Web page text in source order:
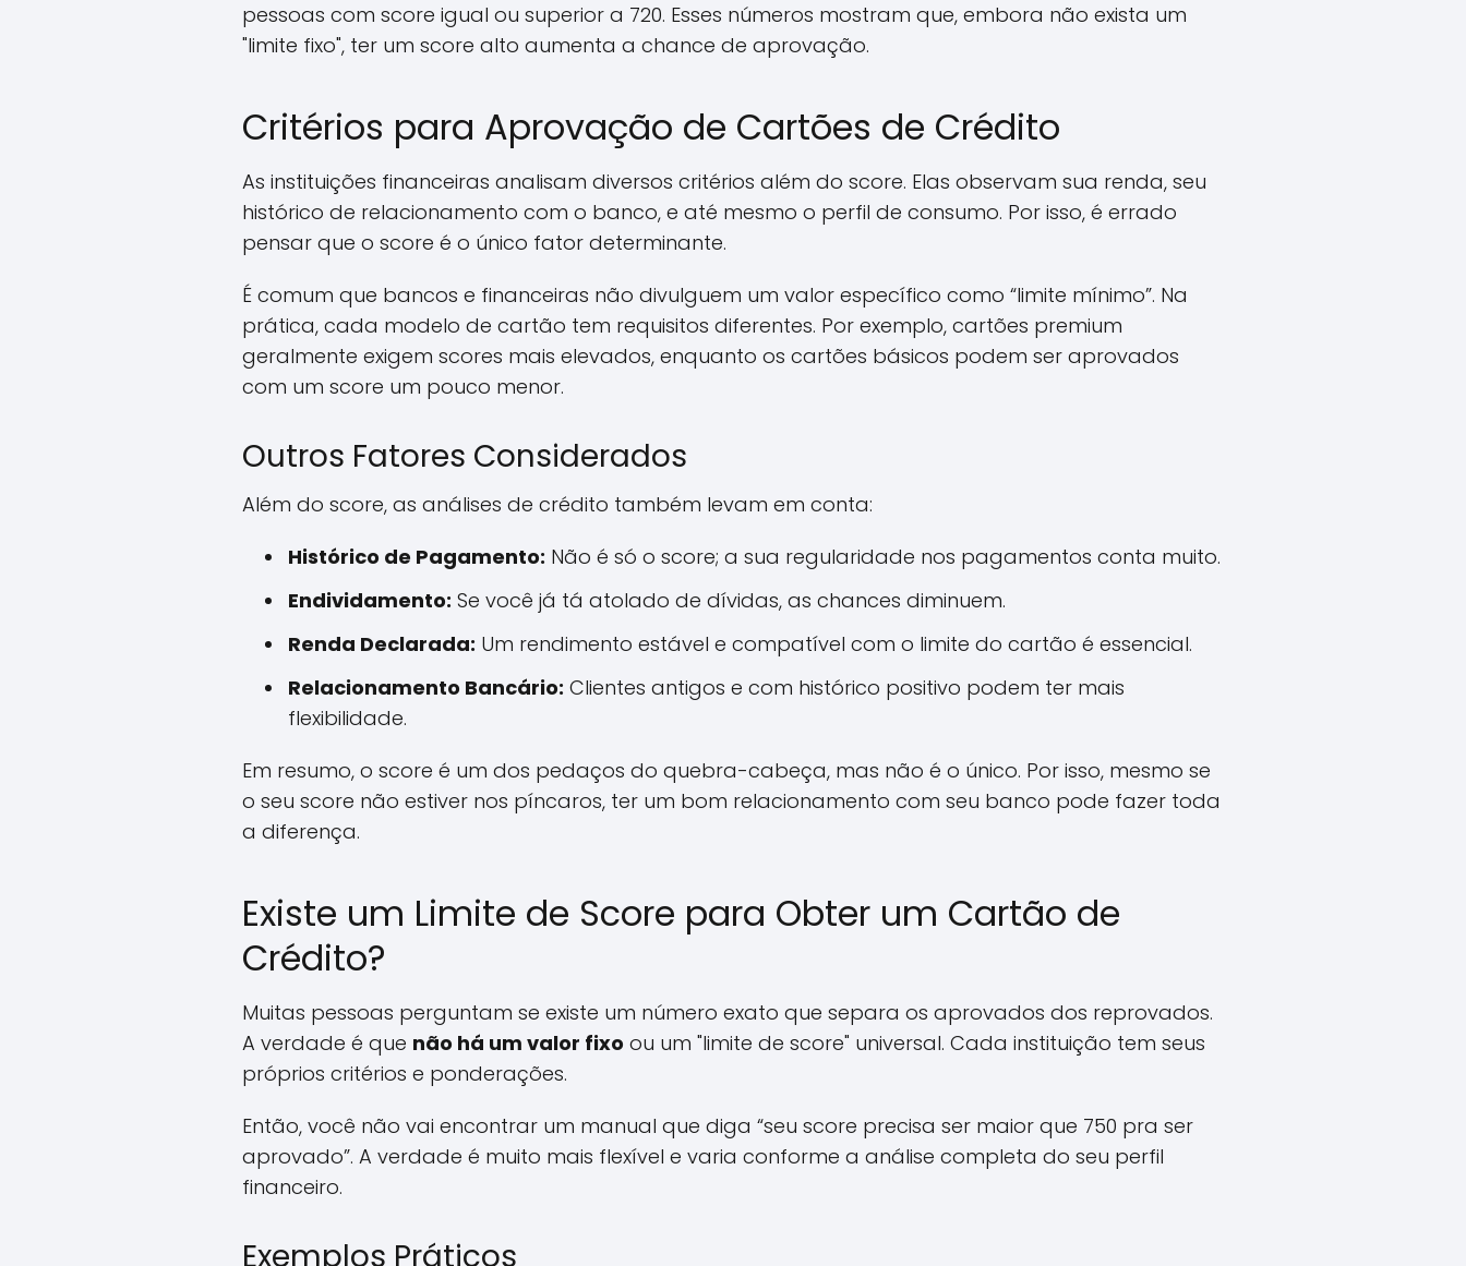
pessoas com score igual ou superior a 720. Esses números mostram que, embora não exista um
"limite fixo", ter um score alto aumenta a chance de aprovação.
Critérios para Aprovação de Cartões de Crédito
As instituições financeiras analisam diversos critérios além do score. Elas observam sua renda, seu
histórico de relacionamento com o banco, e até mesmo o perfil de consumo. Por isso, é errado
pensar que o score é o único fator determinante.
É comum que bancos e financeiras não divulguem um valor específico como “limite mínimo”. Na
prática, cada modelo de cartão tem requisitos diferentes. Por exemplo, cartões premium
geralmente exigem scores mais elevados, enquanto os cartões básicos podem ser aprovados
com um score um pouco menor.
Outros Fatores Considerados
Além do score, as análises de crédito também levam em conta:
Histórico de Pagamento: Não é só o score; a sua regularidade nos pagamentos conta muito.
Endividamento: Se você já tá atolado de dívidas, as chances diminuem.
Renda Declarada: Um rendimento estável e compatível com o limite do cartão é essencial.
Relacionamento Bancário: Clientes antigos e com histórico positivo podem ter mais
flexibilidade.
Em resumo, o score é um dos pedaços do quebra-cabeça, mas não é o único. Por isso, mesmo se
o seu score não estiver nos píncaros, ter um bom relacionamento com seu banco pode fazer toda
a diferença.
Existe um Limite de Score para Obter um Cartão de
Crédito?
Muitas pessoas perguntam se existe um número exato que separa os aprovados dos reprovados.
A verdade é que não há um valor fixo ou um "limite de score" universal. Cada instituição tem seus
próprios critérios e ponderações.
Então, você não vai encontrar um manual que diga “seu score precisa ser maior que 750 pra ser
aprovado”. A verdade é muito mais flexível e varia conforme a análise completa do seu perfil
financeiro.
Exemplos Práticos